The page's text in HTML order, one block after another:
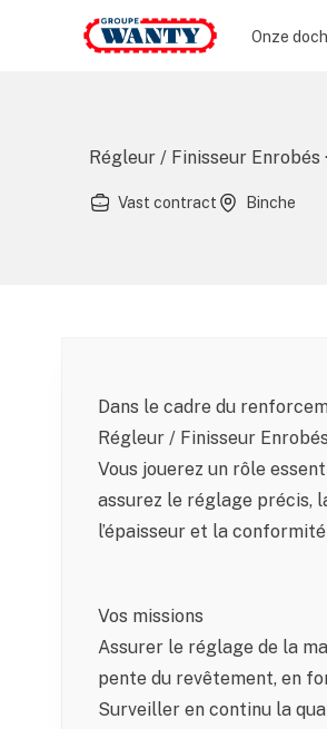
Le Groupe Wanty Onze
Régleur / Finisseur Enrobés
Vast contract Binche
Dans le cadre du
Régleur / Finisseur
Vous jouerez un rôle
assurez le réglage précis,
l’épaisseur et la
Vos missions
Assurer le réglage de la
pente du revêtement, en
Surveiller en continu la